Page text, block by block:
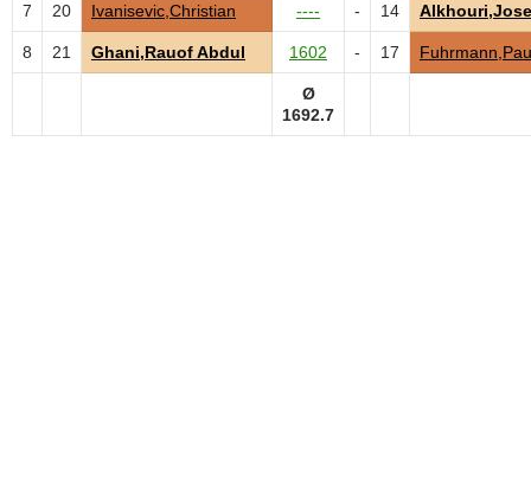
7 20 Ivanisevic,Christian ---- - 14
8 21 Ghani,Rauof Abdul 1602 - 17
Ø
1692.7